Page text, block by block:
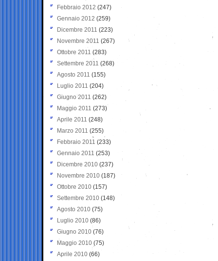
Febbraio 2012 (247)
Gennaio 2012 (259)
Dicembre 2011 (223)
Novembre 2011 (267)
Ottobre 2011 (283)
Settembre 2011 (268)
Agosto 2011 (155)
Luglio 2011 (204)
Giugno 2011 (262)
Maggio 2011 (273)
Aprile 2011 (248)
Marzo 2011 (255)
Febbraio 2011 (233)
Gennaio 2011 (253)
Dicembre 2010 (237)
Novembre 2010 (187)
Ottobre 2010 (157)
Settembre 2010 (148)
Agosto 2010 (75)
Luglio 2010 (86)
Giugno 2010 (76)
Maggio 2010 (75)
Aprile 2010 (66)